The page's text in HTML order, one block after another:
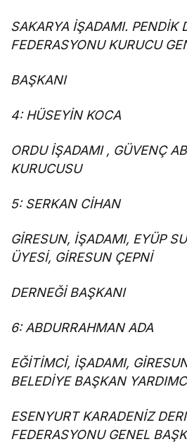
SAKARYA İŞADAMI. PENDİK
FEDERASYONU KURUCU
BAŞKANI
4: HÜSEYİN KOCA
ORDU İŞADAMI , GÜVENÇ
KURUCUSU
5: SERKAN CİHAN
GİRESUN, İŞADAMI, EYÜP
ÜYESİ, GİRESUN ÇEPNİ
DERNEĞİ BAŞKANI
6: ABDURRAHMAN ADA
EĞİTİMCİ, İŞADAMI,
BELEDİYE BAŞKAN
ESENYURT KARADENİZ
FEDERASYONU GENEL